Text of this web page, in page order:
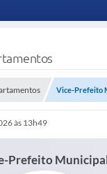
Vice-Prefeito
às 13h49
Prefeito